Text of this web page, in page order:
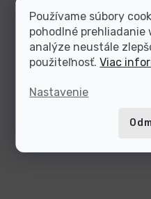
Používame súbory
pohodlné prehliadanie
analýze neustále
použiteľnosť.Viac
Nastavenie